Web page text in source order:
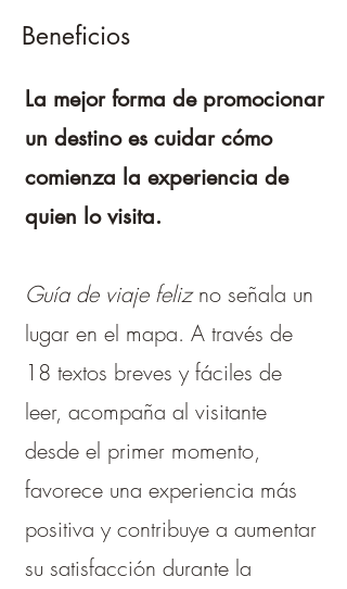
Beneficios
La mejor forma de promocionar
un destino es cuidar cómo
comienza la experiencia de
quien lo visita.
Guía de viaje felizno señala un
lugar en el mapa. A través de
18 textos breves y fáciles de
leer, acompaña al visitante
desde el primer momento,
favorece una experiencia más
positiva y contribuye a aumentar
su satisfacción durante la